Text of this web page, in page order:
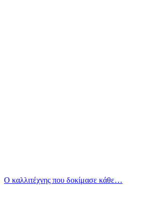
Ο καλλιτέχνης που δοκίμασε κάθε…